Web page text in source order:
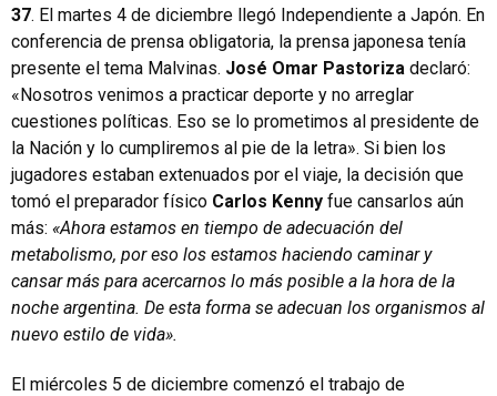
37. El martes 4 de diciembre llegó Independiente a Japón. En
conferencia de prensa obligatoria, la prensa japonesa tenía
presente el tema Malvinas. José Omar Pastoriza declaró:
«Nosotros venimos a practicar deporte y no arreglar
cuestiones políticas. Eso se lo prometimos al presidente de
la Nación y lo cumpliremos al pie de la letra». Si bien los
jugadores estaban extenuados por el viaje, la decisión que
tomó el preparador físico Carlos Kenny fue cansarlos aún
más: «Ahora estamos en tiempo de adecuación del
metabolismo, por eso los estamos haciendo caminar y
cansar más para acercarnos lo más posible a la hora de la
noche argentina. De esta forma se adecuan los organismos al
nuevo estilo de vida».
El miércoles 5 de diciembre comenzó el trabajo de